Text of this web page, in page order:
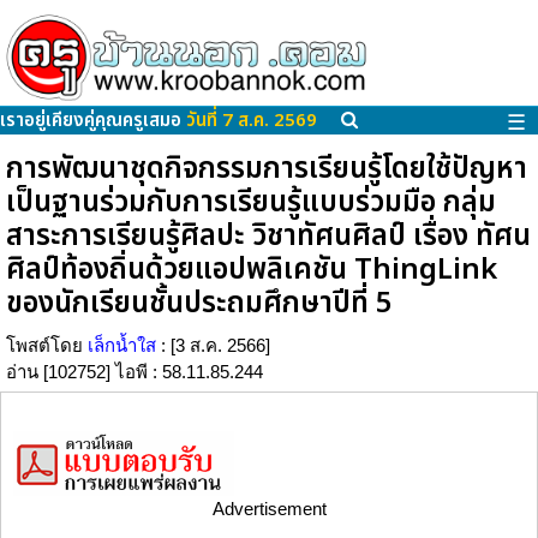
เราอยู่เคียงคู่คุณครูเสมอ วันที่ 7 ส.ค. 2569 ☰
การพัฒนาชุดกิจกรรมการเรียนรู้โดยใช้ปัญหา
เป็นฐานร่วมกับการเรียนรู้แบบร่วมมือ กลุ่ม
สาระการเรียนรู้ศิลปะ วิชาทัศนศิลป์ เรื่อง ทัศน
ศิลป์ท้องถิ่นด้วยแอปพลิเคชัน ThingLink
ของนักเรียนชั้นประถมศึกษาปีที่ 5
โพสต์โดย เล็กน้ำใส : [3 ส.ค. 2566]
อ่าน [102752] ไอพี : 58.11.85.244
Advertisement